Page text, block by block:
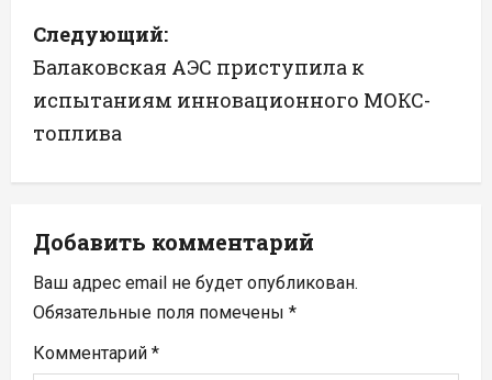
г
а
ц
и
я
п
о
Следующий:
Балаковская АЭС приступила к
испытаниям инновационного МОКС-
топлива
Добавить комментарий
Ваш адрес email не будет опубликован.
Обязательные поля помечены *
Комментарий *